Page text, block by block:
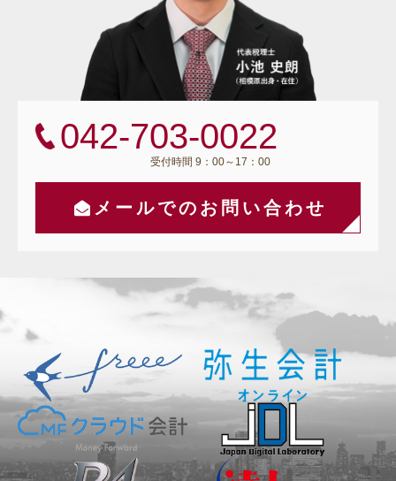
042-703-0022
受付時間 9：00～17：00
メールでのお問い合わせ